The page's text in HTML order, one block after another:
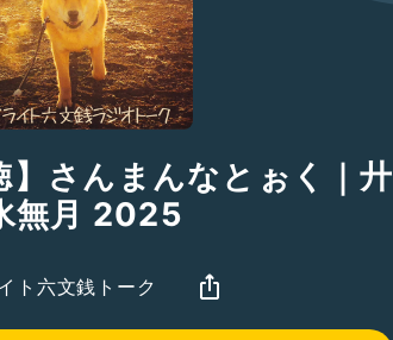
】さんまんなとぉく｜廾
無月 2025
ト六文銭トーク